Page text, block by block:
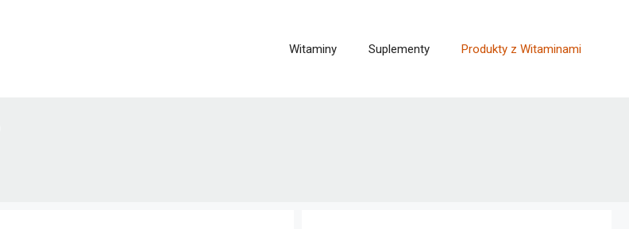
Witaminy Suplementy Produkty z Witaminami